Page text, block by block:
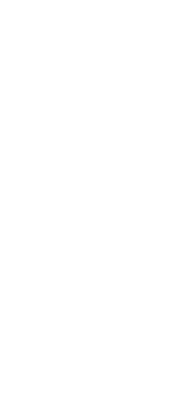
en suivant ce
; ...
sur la ...